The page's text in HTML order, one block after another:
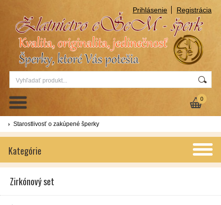
Prihlásenie Registrácia
0
Starostlivosť o zakúpené šperky
Kategórie
Zirkónový set